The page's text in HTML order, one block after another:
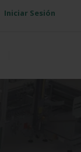
Iniciar Sesión